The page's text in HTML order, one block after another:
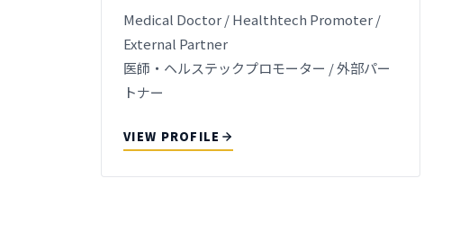
Medical Doctor / Healthtech Promoter /
External Partner
医師・ヘルステックプロモーター / 外部パー
トナー
VIEW PROFILE